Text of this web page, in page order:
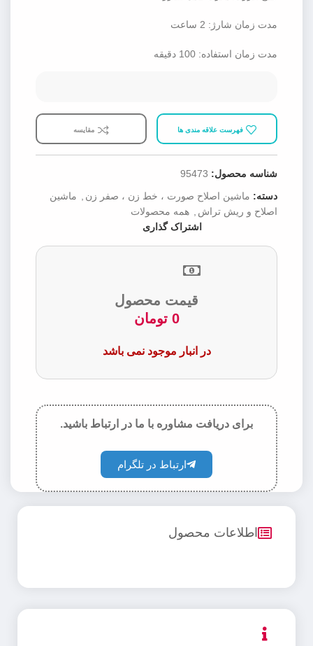
مدت زمان شارژ: 2 ساعت
مدت زمان استفاده: 100 دقیقه
فهرست علاقه مندی ها مقایسه
شناسه محصول: 95473
دسته: ماشین اصلاح صورت ، خط زن ، صفر زن , ماشین
اصلاح و ریش تراش , همه محصولات
اشتراک گذاری
قیمت محصول
0 تومان
در انبار موجود نمی باشد
برای دریافت مشاوره با ما در ارتباط باشید.
ارتباط در تلگرام
اطلاعات محصول